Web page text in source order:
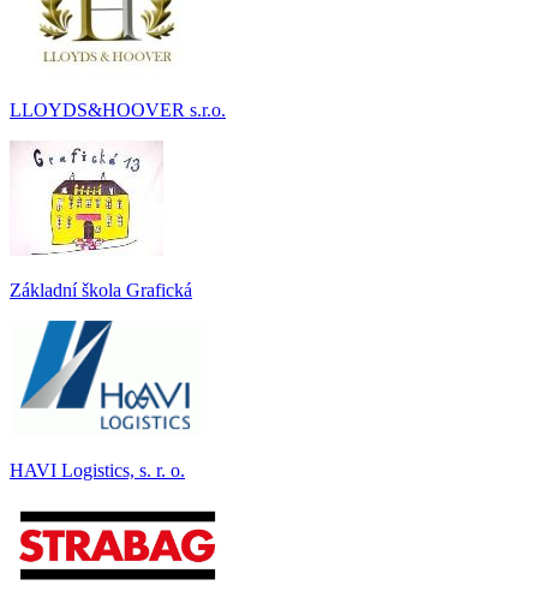
LLOYDS&HOOVER s.r.o.
Základní škola Grafická
HAVI Logistics, s. r. o.